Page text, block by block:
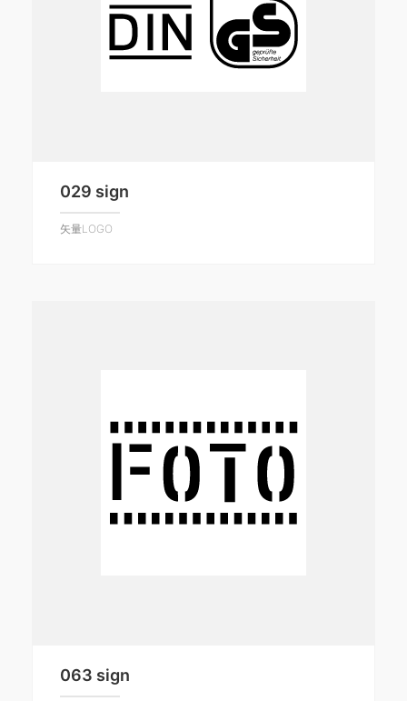
029 sign
矢量LOGO
063 sign